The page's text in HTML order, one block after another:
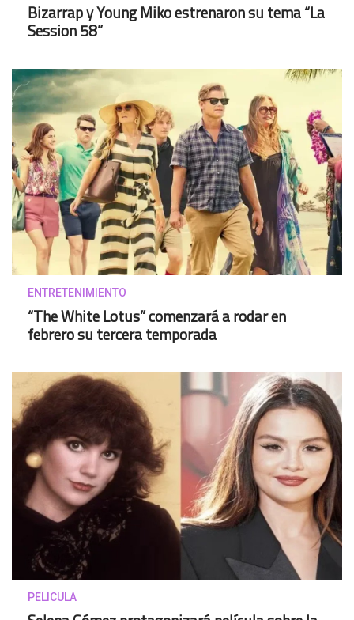
Bizarrap y Young Miko estrenaron su tema “La
Session 58”
ENTRETENIMIENTO
“The White Lotus” comenzará a rodar en
febrero su tercera temporada
PELICULA